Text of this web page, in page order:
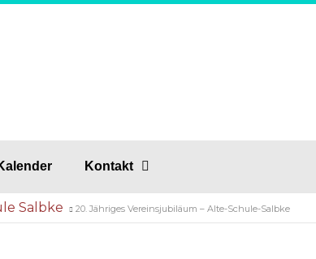
Kontakt
Salbke 20. Jähriges Vereinsjubiläum – Alte-Schule-Salbke